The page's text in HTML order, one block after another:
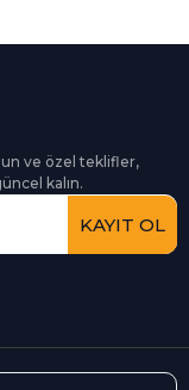
ve özel teklifler,
kalın.
KAYIT OL